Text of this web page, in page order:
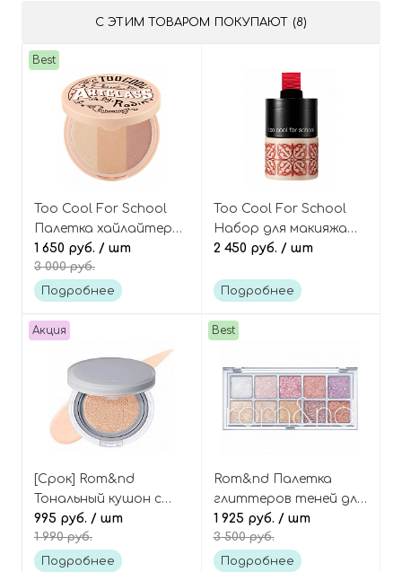
С ЭТИМ ТОВАРОМ ПОКУПАЮТ (8)
Best
Too Cool For School
Палетка хайлайтеров
3в1, оттенок 01 Glam,
Artclass By Rodin
Highlighter Enlumineur
1 650 руб. / шт
3 000 руб.
Подробнее
Too Cool For School
Набор для макияжа
3в1: BB-крем, консилер
Healthy Skin, After
Lunch Box SPF37 PA++
2 450 руб. / шт
Подробнее
Акция
[Срок] Rom&nd
Тональный кушон с
полуматовым
финишем, оттенок 02
Pure 21 Nu Zero Cushion
995 руб. / шт
1 990 руб.
Подробнее
Best
Rom&nd Палетка
глиттеров теней для
век 10 цветов,
оттенок 00 Light &
Glitter Garden Better
1 925 руб. / шт
3 500 руб.
Подробнее